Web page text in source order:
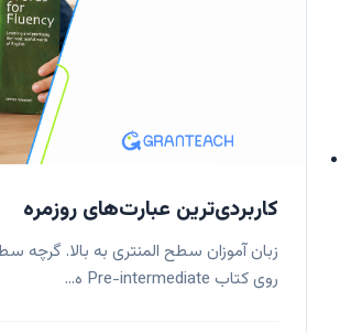
کاربردی‌ترین عبارت‌های روزمره
زبان آموزان سطح المنتری به بالا. گرچه
روی کتاب Pre-intermediate ه...